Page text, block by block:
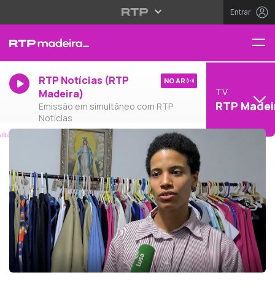
Entrar
RTP Notícias (RTP
Madeira)
Emissão em simultâneo com RTP
Notícias
NO AR
TV
RTP